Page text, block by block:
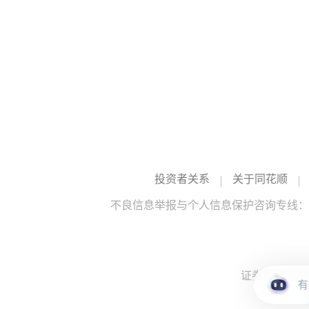
投资者关系 关于同花顺
不良信息举报与个人信息保护咨询专线
证券投资咨